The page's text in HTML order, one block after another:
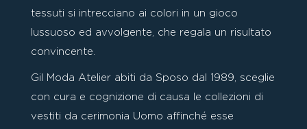
tessuti si intrecciano ai colori in un gioco
lussuoso ed avvolgente, che regala un risultato
convincente.
Gil Moda Atelier abiti da Sposo dal 1989, sceglie
con cura e cognizione di causa le collezioni di
vestiti da cerimonia Uomo affinché esse